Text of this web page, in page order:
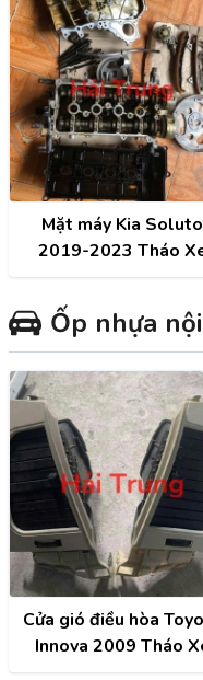
Mặt máy Kia Soluto
2019-2023 Tháo
Ốp nhựa
Cửa gió điều hòa
Innova 2009 Tháo